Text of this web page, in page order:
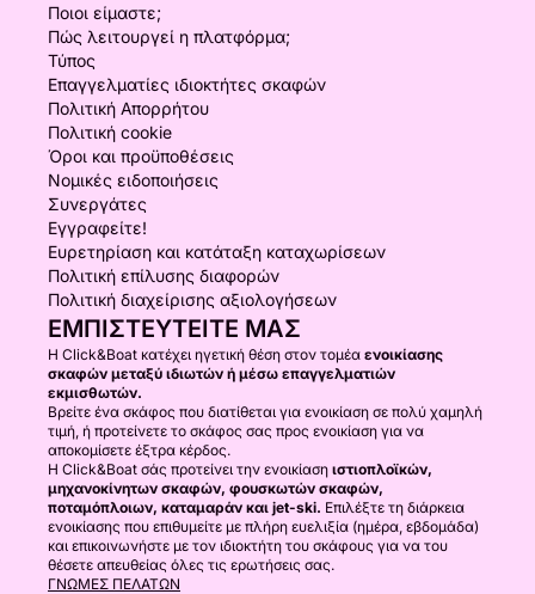
Ποιοι είμαστε;
Πώς λειτουργεί η πλατφόρμα;
Τύπος
Επαγγελματίες ιδιοκτήτες σκαφών
Πολιτική Απορρήτου
Πολιτική cookie
Όροι και προϋποθέσεις
Νομικές ειδοποιήσεις
Συνεργάτες
Εγγραφείτε!
Ευρετηρίαση και κατάταξη καταχωρίσεων
Πολιτική επίλυσης διαφορών
Πολιτική διαχείρισης αξιολογήσεων
ΕΜΠΙΣΤΕΥΤΕΊΤΕ ΜΑΣ
Η Click&Boat κατέχει ηγετική θέση στον τομέα ενοικίασης
σκαφών μεταξύ ιδιωτών ή μέσω επαγγελματιών
εκμισθωτών.
Βρείτε ένα σκάφος που διατίθεται για ενοικίαση σε πολύ χαμηλή
τιμή, ή προτείνετε το σκάφος σας προς ενοικίαση για να
αποκομίσετε έξτρα κέρδος.
Η Click&Boat σάς προτείνει την ενοικίαση ιστιοπλοϊκών,
μηχανοκίνητων σκαφών, φουσκωτών σκαφών,
ποταμόπλοιων, καταμαράν και jet-ski. Επιλέξτε τη διάρκεια
ενοικίασης που επιθυμείτε με πλήρη ευελιξία (ημέρα, εβδομάδα)
και επικοινωνήστε με τον ιδιοκτήτη του σκάφους για να του
θέσετε απευθείας όλες τις ερωτήσεις σας.
ΓΝΏΜΕΣ ΠΕΛΑΤΏΝ